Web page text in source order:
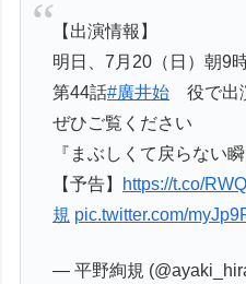
【出演情報】
明日、7月20（日）朝9
第44話#廣井始 役で出
ぜひご覧ください
『まぶしくて戻らない瞬
【予告】
https://t.co/
規 pic.twitter.com/
— 平野絢規